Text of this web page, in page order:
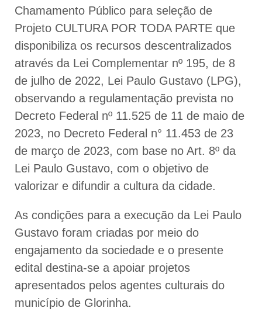
Chamamento Público para seleção de
Projeto CULTURA POR TODA PARTE que
disponibiliza os recursos descentralizados
através da Lei Complementar nº 195, de 8
de julho de 2022, Lei Paulo Gustavo (LPG),
observando a regulamentação prevista no
Decreto Federal nº 11.525 de 11 de maio de
2023, no Decreto Federal n° 11.453 de 23
de março de 2023, com base no Art. 8º da
Lei Paulo Gustavo, com o objetivo de
valorizar e difundir a cultura da cidade.
As condições para a execução da Lei Paulo
Gustavo foram criadas por meio do
engajamento da sociedade e o presente
edital destina-se a apoiar projetos
apresentados pelos agentes culturais do
município de Glorinha.